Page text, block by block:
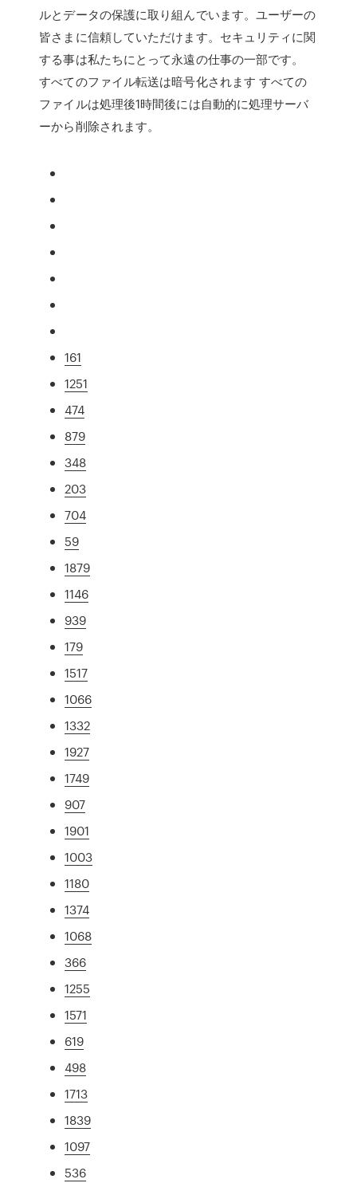
ルとデータの保護に取り組んでいます。ユーザーの
皆さまに信頼していただけます。セキュリティに関
する事は私たちにとって永遠の仕事の一部です。
すべてのファイル転送は暗号化されます すべての
ファイルは処理後1時間後には自動的に処理サーバ
ーから削除されます。
161
1251
474
879
348
203
704
59
1879
1146
939
179
1517
1066
1332
1927
1749
907
1901
1003
1180
1374
1068
366
1255
1571
619
498
1713
1839
1097
536